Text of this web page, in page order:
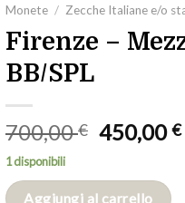
Monete / Zecche Italiane e/o
Firenze –
BB/SPL
700,00€ Il
originale
era:
450,00€Il
1 disponibili
Aggiungi al carrello